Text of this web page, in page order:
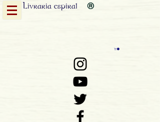
Livraria espiral